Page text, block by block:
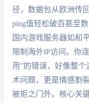
径，数据包从欧洲传
ping值轻松破百甚至
国内游戏服务器如和
限制海外IP访问。你
用”的错误，好像整
术问题，更是情感割
被拒之门外。核心关